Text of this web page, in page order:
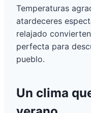
Temperaturas
atardeceres
relajado
perfecta para
pueblo.
Un clima